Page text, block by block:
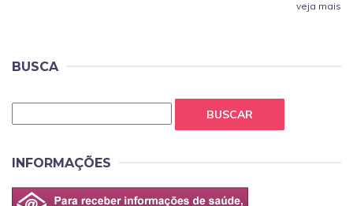
veja mais
BUSCA
BUSCAR
INFORMAÇÕES